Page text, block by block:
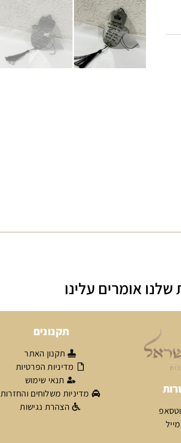
אומרים עלינו
תקנונים
תקנון האתר
מדיניות הפרטיות
תנאי שימוש
מדיניות משלוחים והחזרות
הצהרת נגישות